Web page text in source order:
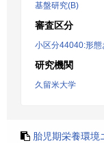
基盤研究(B)
審査区分
小区分44040:形態
研究機関
久留米大学
胎児期栄養環